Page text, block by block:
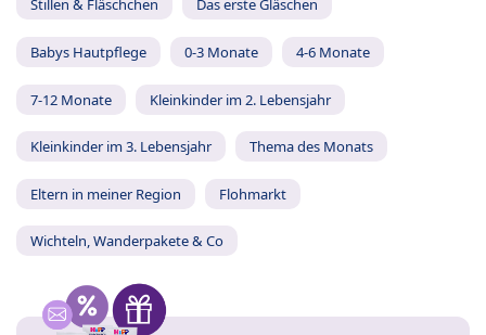
Stillen & Fläschchen Das erste Gläschen
Babys Hautpflege 0-3 Monate 4-6 Monate
7-12 Monate Kleinkinder im 2. Lebensjahr
Kleinkinder im 3. Lebensjahr Thema des Monats
Eltern in meiner Region Flohmarkt
Wichteln, Wanderpakete & Co